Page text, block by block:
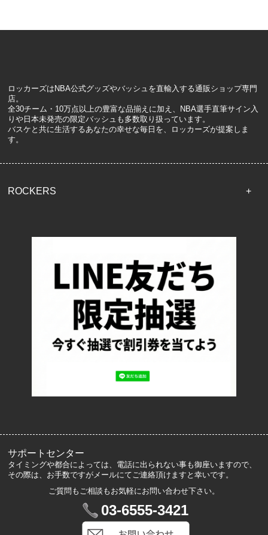
ロッカーズはNBA公式グッズやバッシュを直輸入する通販ショップ専門
店。
全30チーム・10万点以上の豊富な品揃えに加え、NBA選手直筆サイン入
りや日本未発売の限定バッシュも多数取り扱っています。
バスケと共に生活するあなたの幸せな毎日を、ロッカーズが提案しま
す。
ROCKERS
配送・送料について
お支払い方法について
特定商取引法に基づく表記
プライバシーポリシー
ロッカーズについて
サポートセンター
タイミングや都合によっては、電話に出られない事も御座いますので、
その際は、お手数ですがメールにてご連絡頂けますと幸いです。
ご質問もご相談もお気軽にお問い合わせ下さい。
03-6555-3421